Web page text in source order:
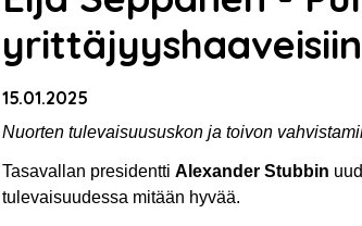
yrittäjyyshaaveisiin
15.01.2025
Nuorten tulevaisuususkon ja toivon
Tasavallan presidentti Alexander Stubbin
tulevaisuudessa mitään hyvää.